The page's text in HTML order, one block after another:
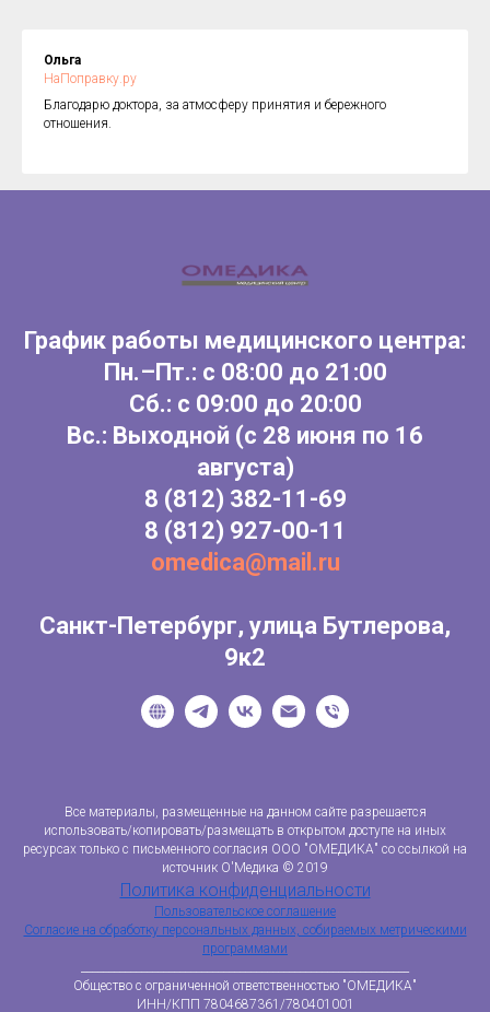
Ольга
НаПоправку.ру
Благодарю доктора, за атмосферу принятия и бережного
отношения.
График работы медицинского центра:
Пн.–Пт.: с 08:00 до 21:00
Сб.: с 09:00 до 20:00
Вс.: Выходной (с 28 июня по 16
августа)
8 (812) 382-11-69
8 (812) 927-00-11
omedica@mail.ru
Санкт-Петербург, улица Бутлерова,
9к2
Все материалы, размещенные на данном сайте разрешается
использовать/копировать/размещать в открытом доступе на иных
ресурсах только с письменного согласия ООО "ОМЕДИКА" со ссылкой на
источник О'Медика © 2019
Политика конфиденциальности
Пользовательское соглашение
Согласие на обработку персональных данных, собираемых метрическими
программами
Общество с ограниченной ответственностью "ОМЕДИКА"
ИНН/КПП 7804687361/780401001